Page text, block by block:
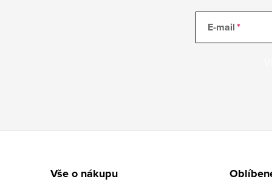
E-mail
Vše o nákupu